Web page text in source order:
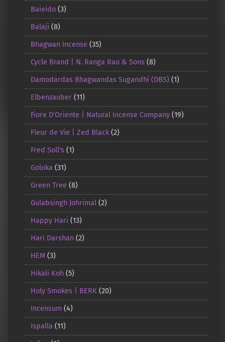
Baieido(3)
Balaji (8)
Bhagwan Incense (35)
Cycle Brand | N. Ranga Rao & Sons(8)
Damodardas Bhagwandas Sugandhi (DBS) (1)
Elbenzauber(11)
Fiore D'Oriente | Natural Incense Company(19)
Fleur de Vie | Zed Black(2)
Fred Soll's(1)
Goloka (31)
Green Tree (8)
Gulabsingh Johrimal(2)
Happy Hari (13)
Hari Darshan(2)
HEM(3)
Hikali Koh(5)
Holy Smokes | BERK(20)
Incensum (4)
Ispalla (11)